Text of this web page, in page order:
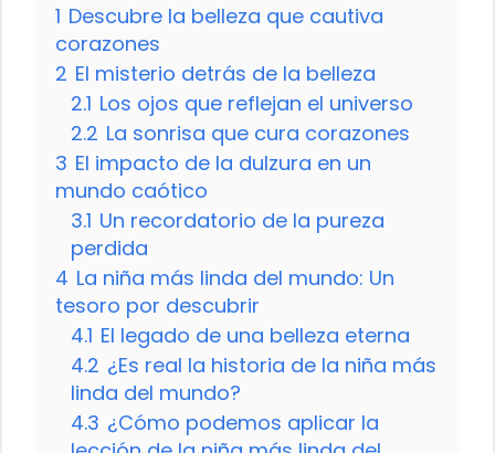
1 Descubre la belleza que cautiva
corazones
2 El misterio detrás de la belleza
2.1 Los ojos que reflejan el universo
2.2 La sonrisa que cura corazones
3 El impacto de la dulzura en un
mundo caótico
3.1 Un recordatorio de la pureza
perdida
4 La niña más linda del mundo: Un
tesoro por descubrir
4.1 El legado de una belleza eterna
4.2 ¿Es real la historia de la niña más
linda del mundo?
4.3 ¿Cómo podemos aplicar la